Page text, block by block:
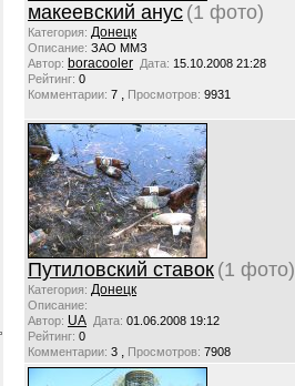
макеевский анус (1 фото)
Категория: Донецк
Описание: ЗАО ММЗ
Автор: boracooler Дата: 15.10.2008 21:28
Рейтинг: 0
Комментарии: 7 , Просмотров: 9931
Путиловский ставок (1 фото)
Категория: Донецк
Описание:
Автор: UA Дата: 01.06.2008 19:12
Рейтинг: 0
Комментарии: 3 , Просмотров: 7908